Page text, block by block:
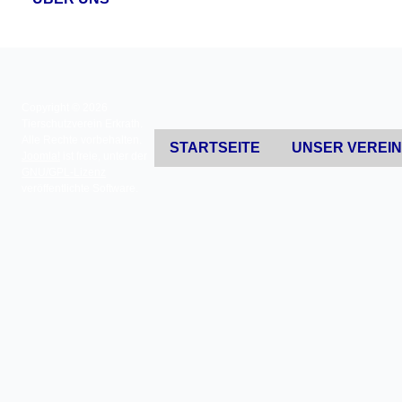
STARTSEITE UNSER VEREIN